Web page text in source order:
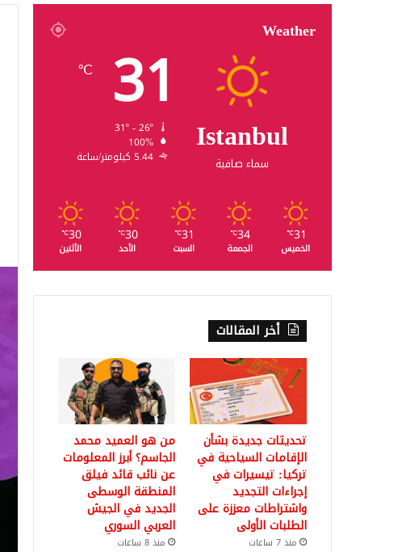
Weather
Istanbul
سماء صافية
31
℃
100%
5.44 كيلومتر/ساعة
31
℃
الخميس
34
℃
الجمعة
31
℃
السبت
30
℃
الأحد
30
℃
الأثنين
أخر المقالات
تحديثات جديدة بشأن
الإقامات السياحية في
تركيا: تيسيرات في
إجراءات التجديد
واشتراطات معززة على
الطلبات الأولى
منذ 7 ساعات
من هو العميد محمد
الجاسم؟ أبرز المعلومات
عن نائب قائد فيلق
المنطقة الوسطى
الجديد في الجيش
العربي السوري
منذ 8 ساعات